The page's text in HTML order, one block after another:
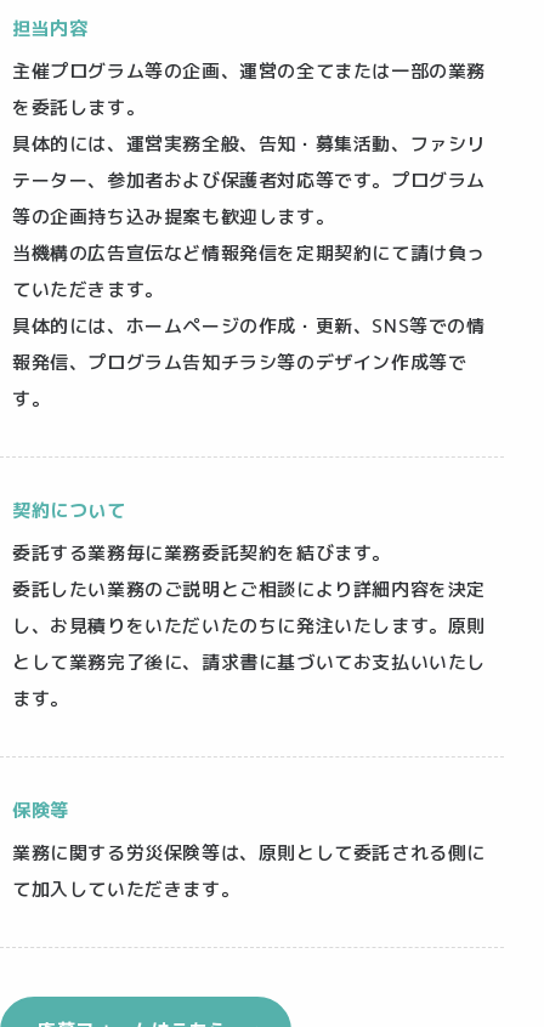
担当内容
主催プログラム等の企画、運営の全てまたは一部の業務
を委託します。
具体的には、運営実務全般、告知・募集活動、ファシリ
テーター、参加者および保護者対応等です。プログラム
等の企画持ち込み提案も歓迎します。
当機構の広告宣伝など情報発信を定期契約にて請け負っ
ていただきます。
具体的には、ホームページの作成・更新、SNS等での情
報発信、プログラム告知チラシ等のデザイン作成等で
す。
契約について
委託する業務毎に業務委託契約を結びます。
委託したい業務のご説明とご相談により詳細内容を決定
し、お見積りをいただいたのちに発注いたします。原則
として業務完了後に、請求書に基づいてお支払いいたし
ます。
保険等
業務に関する労災保険等は、原則として委託される側に
て加入していただきます。